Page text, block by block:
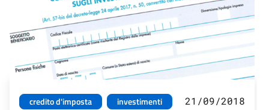
credito d'imposta
investimenti
21/09/2018